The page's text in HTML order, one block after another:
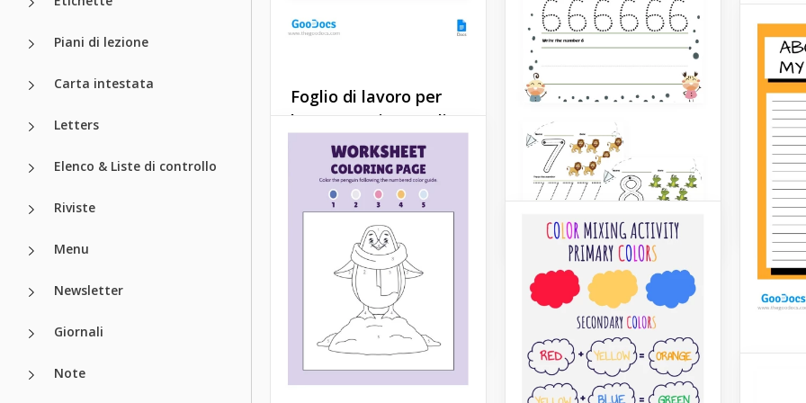
Piani di lezione
Carta intestata
Letters
Elenco & Liste di controllo
Riviste
Menu
Newsletter
Giornali
Note
Scheda SMART per
gli obiettivi degli
studenti
Google Docs
Vuoi
giochi
frutta
collega.
Google
Foglio di lavoro per
le vacanze invernali
Vuoi che i bambini della
tua classe abbiano
l'atmosfera delle vacanze
invernali? Ecco un foglio di
lavoro che trasformerà il
loro processo di studio in
una festa.
Google Docs